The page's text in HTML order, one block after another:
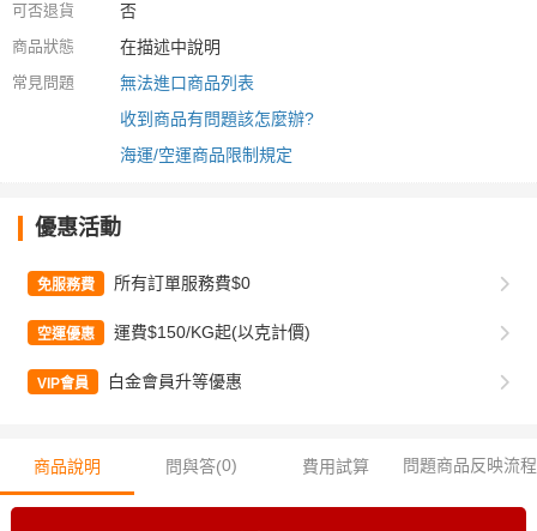
可否退貨 否
商品狀態 在描述中說明
常見問題
無法進口商品列表
收到商品有問題該怎麼辦?
海運/空運商品限制規定
優惠活動
免服務費 所有訂單服務費$0
空運優惠 運費$150/KG起(以克計價)
VIP會員 白金會員升等優惠
商品說明 問與答(0) 費用試算 問題商品反映流程